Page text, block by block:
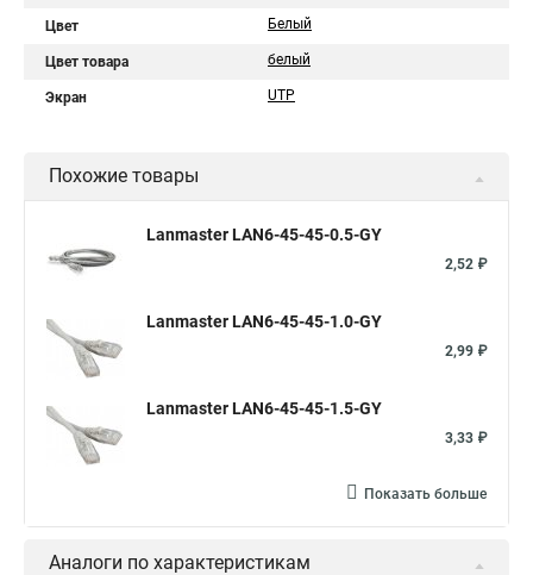
Цвет Белый
Цвет товара белый
Экран UTP
Похожие товары
Lanmaster LAN6-45-45-0.5-GY
2,52 ₽
Lanmaster LAN6-45-45-1.0-GY
2,99 ₽
Lanmaster LAN6-45-45-1.5-GY
3,33 ₽
Показать больше
Аналоги по характеристикам